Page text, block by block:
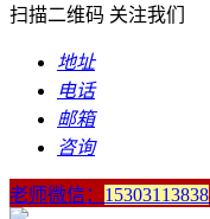
扫描二维码 关注我们
地址
电话
邮箱
咨询
老师微信： 15303113838